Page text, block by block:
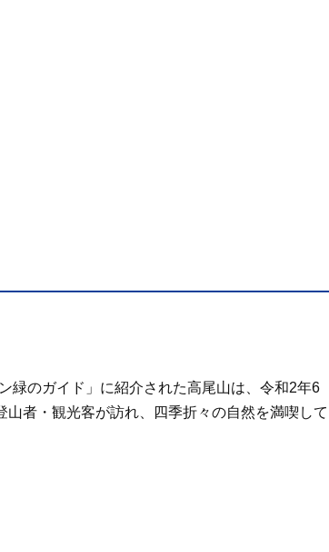
緑のガイド」に紹介された高尾山は、令和2年6
者・観光客が訪れ、四季折々の自然を満喫して